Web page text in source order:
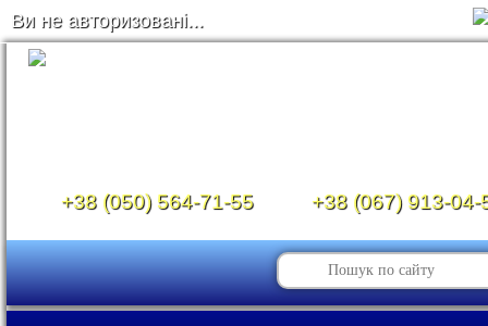
Ви не авторизовані...
+38 (050) 564-71-55 +38 (067) 913-04-